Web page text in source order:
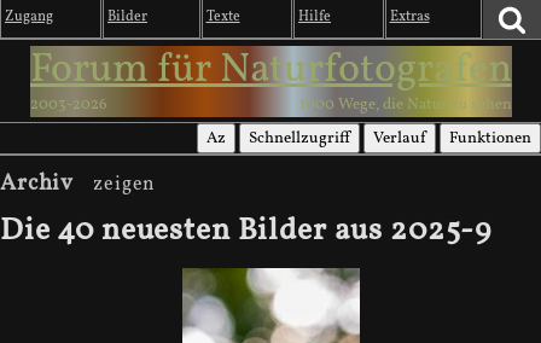
Zugang Bilder Texte Hilfe Extras
Forum für Naturfotografen
2003-2026 1000 Wege, die Natur zu sehen
Az Schnellzugriff Verlauf Funktionen
Archiv
Die 40 neuesten Bilder aus 2025-9